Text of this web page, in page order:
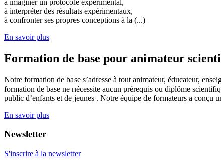
à interpréter des résultats expérimentaux,
à confronter ses propres conceptions à la (...)
En savoir plus
Formation de base pour animateur
Notre formation de base s’adresse à tout animateur, éducateur,
formation de base ne nécessite aucun prérequis ou diplôme
public d’enfants et de jeunes . Notre équipe de formateurs a conçu
En savoir plus
Newsletter
S'inscrire à la newsletter